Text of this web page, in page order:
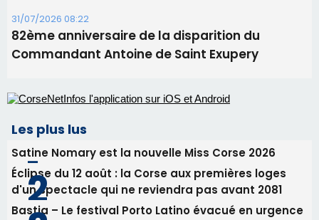
d'un spectacle qui ne reviendra pas avant 2081
Bastia – Le festival Porto Latino évacué en urgence
avant le concert de Mosimann
consommation en recul dans les restaurants
face à une nouvelle escroquerie au faux vendeur de
vin
Newsletter